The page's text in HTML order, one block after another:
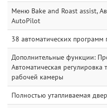
Меню Bake and Roast assist,
AutoPilot
38 автоматических программ
Дополнительные функции:
Автоматическая
рабочей камеры
Полностью утапливаемая